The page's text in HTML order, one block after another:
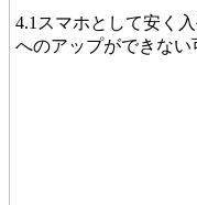
4.1スマホとして安く
へのアップができない